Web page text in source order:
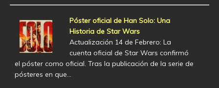
Póster oficial de Han Solo: Una
Historia de Star Wars
Actualización 14 de Febrero: La
cuenta oficial de Star Wars confirmó
el póster como oficial. Tras la publicación de la serie de
pósteres en que…